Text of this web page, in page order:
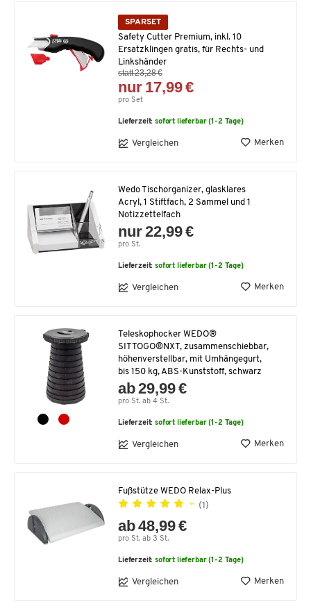
SPARSET
Safety Cutter Premium, inkl. 10
Ersatzklingen gratis, für Rechts- und
Linkshänder
statt 23,28 €
nur 17,99 €
pro Set
Lieferzeit:sofort lieferbar (1-2 Tage)
Vergleichen Merken
Wedo Tischorganizer, glasklares
Acryl, 1 Stiftfach, 2 Sammel und 1
Notizzettelfach
nur 22,99 €
pro St.
Lieferzeit:sofort lieferbar (1-2 Tage)
Vergleichen Merken
Teleskophocker WEDO®
SITTOGO®NXT, zusammenschiebbar,
höhenverstellbar, mit Umhängegurt,
bis 150 kg, ABS-Kunststoff, schwarz
ab 29,99 €
pro St. ab 4 St.
Lieferzeit:sofort lieferbar (1-2 Tage)
Vergleichen Merken
Fußstütze WEDO Relax-Plus
(1)
ab 48,99 €
pro St. ab 3 St.
Lieferzeit:sofort lieferbar (1-2 Tage)
Vergleichen Merken